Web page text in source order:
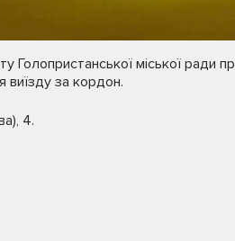
Голопристанської міської ради
виїзду за кордон.
4.